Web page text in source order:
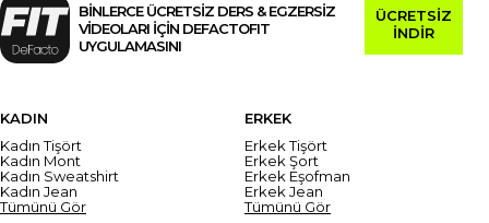
BİNLERCE ÜCRETSİZ DERS & EGZERSİZ
VİDEOLARI İÇİN DEFACTOFIT
UYGULAMASINI
ÜCRETSİZ
İNDİR
KADIN
Kadın Tişört
Kadın Mont
Kadın Sweatshirt
Kadın Jean
Tümünü Gör
ERKEK
Erkek Tişört
Erkek Şort
Erkek Eşofman
Erkek Jean
Tümünü Gör